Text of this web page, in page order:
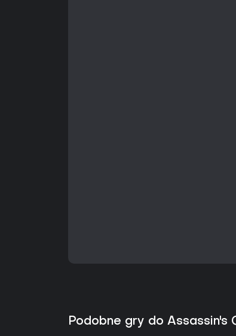
Podobne gry do Assassin's